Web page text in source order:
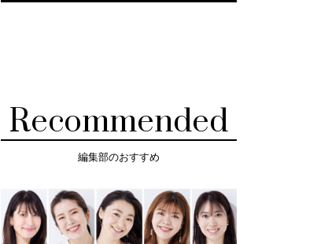
Recommended
編集部のおすすめ